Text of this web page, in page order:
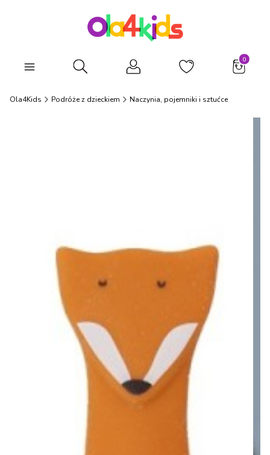
Otwórz wyszukiwarkę
Ola4Kids Podróże z dzieckiem Naczynia, pojemniki i sztućce